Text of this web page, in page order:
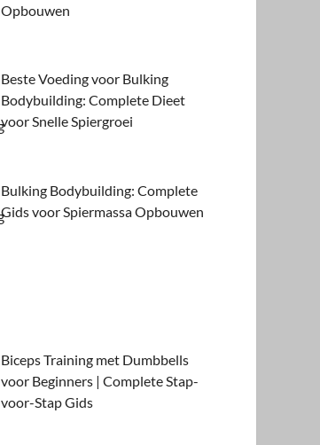
Opbouwen
Beste Voeding voor Bulking
Bodybuilding: Complete Dieet
voor Snelle Spiergroei
Bulking Bodybuilding: Complete
Gids voor Spiermassa Opbouwen
Biceps Training met Dumbbells
voor Beginners | Complete Stap-
voor-Stap Gids